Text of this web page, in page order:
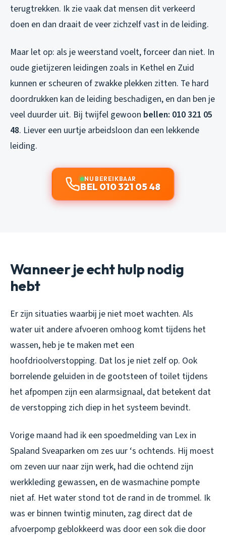
terugtrekken. Ik zie vaak dat mensen dit verkeerd
doen en dan draait de veer zichzelf vast in de leiding.
Maar let op: als je weerstand voelt, forceer dan niet. In
oude gietijzeren leidingen zoals in Kethel en Zuid
kunnen er scheuren of zwakke plekken zitten. Te hard
doordrukken kan de leiding beschadigen, en dan ben je
veel duurder uit. Bij twijfel gewoon bellen: 010 321 05
48. Liever een uurtje arbeidsloon dan een lekkende
leiding.
NU BEREIKBAAR
BEL 010 321 05 48
Wanneer je echt hulp nodig
hebt
Er zijn situaties waarbij je niet moet wachten. Als
water uit andere afvoeren omhoog komt tijdens het
wassen, heb je te maken met een
hoofdrioolverstopping. Dat los je niet zelf op. Ook
borrelende geluiden in de gootsteen of toilet tijdens
het afpompen zijn een alarmsignaal, dat betekent dat
de verstopping zich diep in het systeem bevindt.
Vorige maand had ik een spoedmelding van Lex in
Spaland Sveaparken om zes uur ‘s ochtends. Hij moest
om zeven uur naar zijn werk, had die ochtend zijn
werkkleding gewassen, en de wasmachine pompte
niet af. Het water stond tot de rand in de trommel. Ik
was er binnen twintig minuten, zag direct dat de
afvoerpomp geblokkeerd was door een sok die door